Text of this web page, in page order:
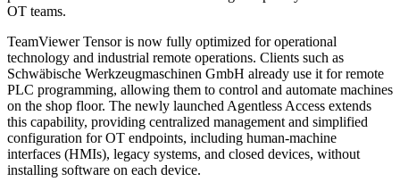
OT teams.
TeamViewer Tensor is now fully optimized for operational
technology and industrial remote operations. Clients such as
Schwäbische Werkzeugmaschinen GmbH already use it for remote
PLC programming, allowing them to control and automate machines
on the shop floor. The newly launched Agentless Access extends
this capability, providing centralized management and simplified
configuration for OT endpoints, including human-machine
interfaces (HMIs), legacy systems, and closed devices, without
installing software on each device.